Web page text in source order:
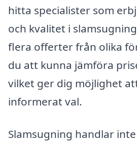
hitta specialister som
och kvalitet i
flera offerter från olika
du att kunna jämföra
vilket ger dig möjlighet
informerat val.
Slamsugning handlar